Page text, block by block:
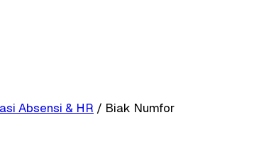
Absensi & HR / Biak Numfor